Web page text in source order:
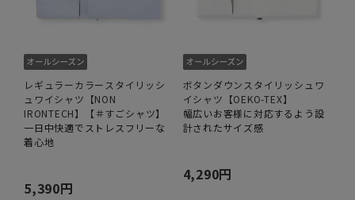
レギュラーカラースタイリッシ
ュワイシャツ【NON
IRONTECH】【＃すごシャツ】
一日中快適でストレスフリーな
着心地
5,390円
ボタンダウンスタイリッシュワ
イシャツ【OEKO-TEX】
幅広いお客様に対応するよう設
計されたサイズ感
4,290円